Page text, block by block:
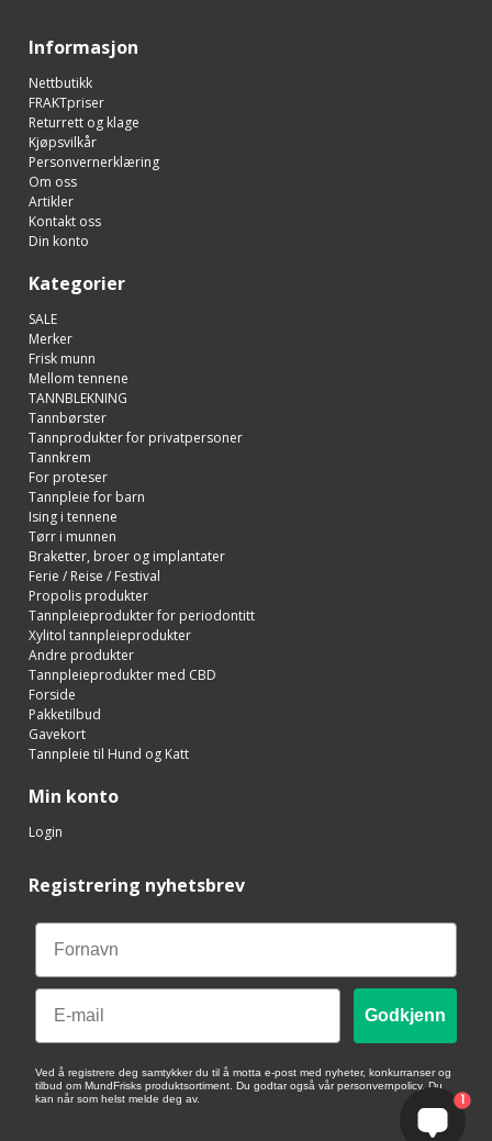
Informasjon
Nettbutikk
FRAKTpriser
Returrett og klage
Kjøpsvilkår
Personvernerklæring
Om oss
Artikler
Kontakt oss
Din konto
Kategorier
SALE
Merker
Frisk munn
Mellom tennene
TANNBLEKNING
Tannbørster
Tannprodukter for privatpersoner
Tannkrem
For proteser
Tannpleie for barn
Ising i tennene
Tørr i munnen
Braketter, broer og implantater
Ferie / Reise / Festival
Propolis produkter
Tannpleieprodukter for periodontitt
Xylitol tannpleieprodukter
Andre produkter
Tannpleieprodukter med CBD
Forside
Pakketilbud
Gavekort
Tannpleie til Hund og Katt
Min konto
Login
Registrering nyhetsbrev
Email
Godkjenn
Ved å registrere deg samtykker du til å motta e-post med nyheter, konkurranser og
tilbud om MundFrisks produktsortiment. Du godtar også vår personvernpolicy. Du
kan når som helst melde deg av.
1